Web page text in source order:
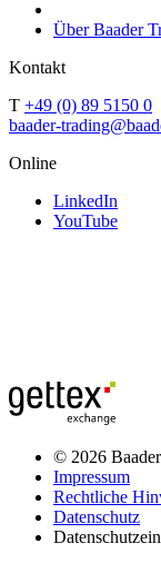
Über Baader
Kontakt
T +49 (0) 89 5150 0
baader-
Online
LinkedIn
YouTube
© 2026
Impressum
Rechtliche
Datenschutz